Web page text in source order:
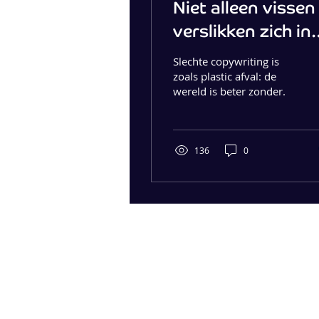
Niet alleen vissen
verslikken zich in
plastic
Slechte copywriting is
zoals plastic afval: de
wereld is beter zonder.
136 0